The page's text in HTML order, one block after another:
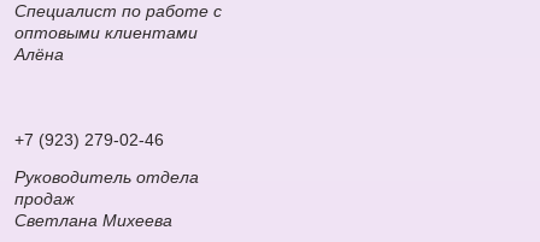
Специалист по работе с
оптовыми клиентами
Алёна
+7 (923) 279-02-46
Руководитель отдела
продаж
Светлана Михеева